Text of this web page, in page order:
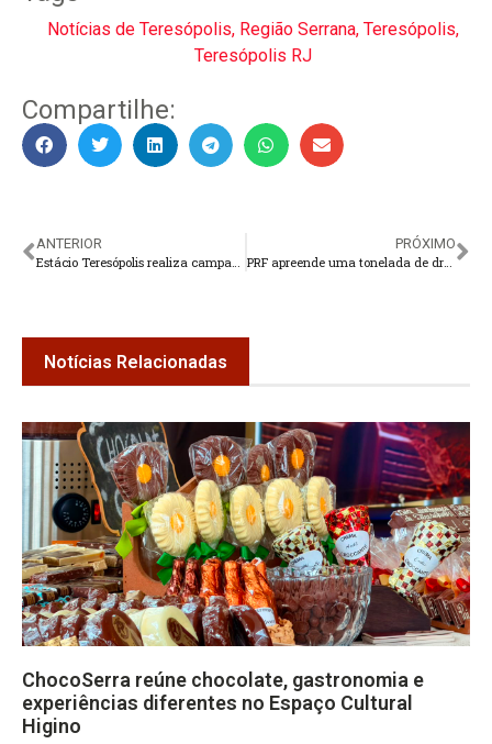
Notícias de Teresópolis, Região Serrana, Teresópolis,
Teresópolis RJ
Compartilhe:
ANTERIOR
Estácio Teresópolis realiza campanha de doação de brinquedos
PRÓXIMO
PRF apreende uma tonelada de drogas em caminhão no Rio de Janeiro
Notícias Relacionadas
ChocoSerra reúne chocolate, gastronomia e
experiências diferentes no Espaço Cultural
Higino